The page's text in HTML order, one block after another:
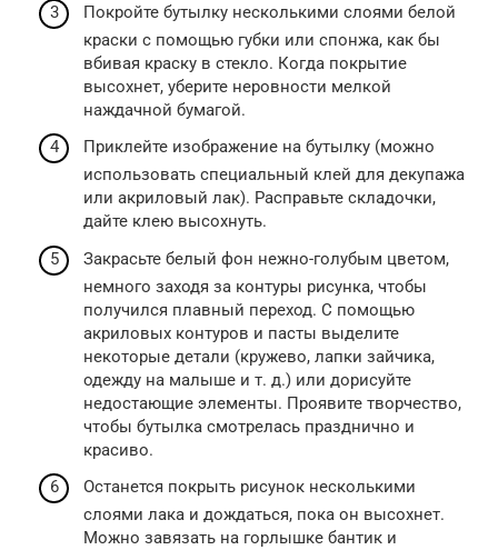
Покройте бутылку несколькими слоями белой
краски с помощью губки или спонжа, как бы
вбивая краску в стекло. Когда покрытие
высохнет, уберите неровности мелкой
наждачной бумагой.
Приклейте изображение на бутылку (можно
использовать специальный клей для декупажа
или акриловый лак). Расправьте складочки,
дайте клею высохнуть.
Закрасьте белый фон нежно-голубым цветом,
немного заходя за контуры рисунка, чтобы
получился плавный переход. С помощью
акриловых контуров и пасты выделите
некоторые детали (кружево, лапки зайчика,
одежду на малыше и т. д.) или дорисуйте
недостающие элементы. Проявите творчество,
чтобы бутылка смотрелась празднично и
красиво.
Останется покрыть рисунок несколькими
слоями лака и дождаться, пока он высохнет.
Можно завязать на горлышке бантик и